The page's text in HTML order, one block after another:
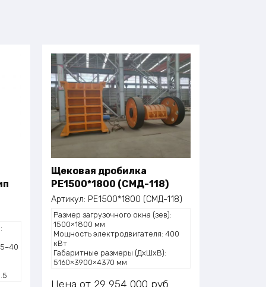
Щековая дробилка
PE1500*1800 (СМД-118)
Артикул: PE1500*1800 (СМД-118)
Размер загрузочного окна (зев):
1500×1800 мм
Мощность электродвигателя: 400
кВт
Габаритные размеры (ДхШхВ):
5160×3900×4370 мм
Цена 29 954 000 руб.